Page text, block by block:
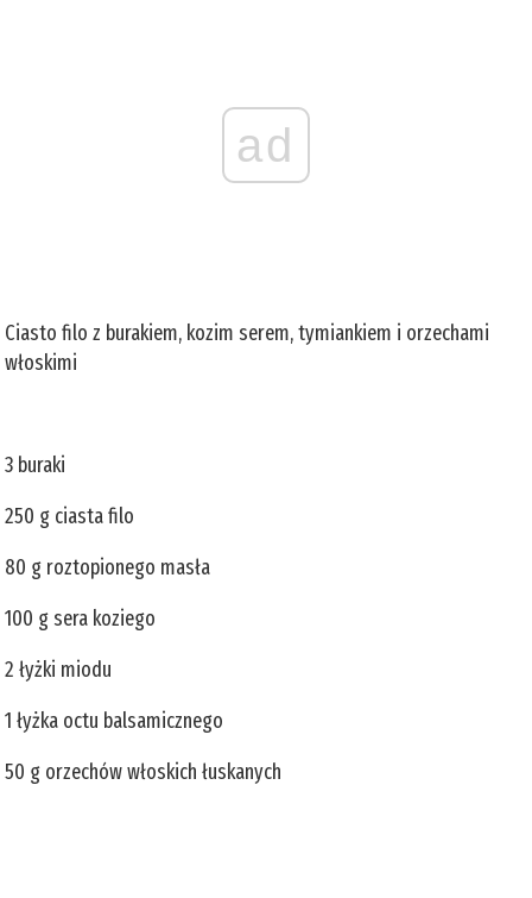
ad
Ciasto filo z burakiem, kozim serem, tymiankiem i orzechami
włoskimi
3 buraki
250 g ciasta filo
80 g roztopionego masła
100 g sera koziego
2 łyżki miodu
1 łyżka octu balsamicznego
50 g orzechów włoskich łuskanych